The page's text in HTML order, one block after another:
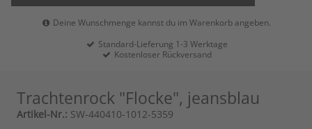
Deine Wunschmenge kannst du im Warenkorb angeben.
Standard-Lieferung 1-3 Werktage
Kostenloser Rückversand
Trachtenrock "Flocke", jeansblau
Artikel-Nr.: SW-440410-1012-5359